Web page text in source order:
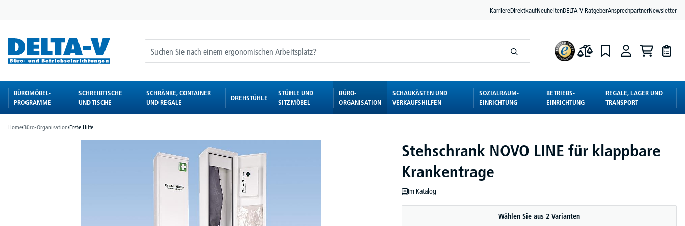
KarriereDirektkaufNeuheitenDELTA-V RatgeberAnsprechpartnerNewsletter
BÜROMÖBEL-
PROGRAMME
SCHREIBTISCHE
UND TISCHE
SCHRÄNKE, CONTAINER
UND REGALE
DREHSTÜHLE
STÜHLE UND
SITZMÖBEL
BÜRO-
ORGANISATION
SCHAUKÄSTEN UND
VERKAUFSHILFEN
SOZIALRAUM-
EINRICHTUNG
BETRIEBS-
EINRICHTUNG
REGALE, LAGER UND
TRANSPORT
Home/Büro-Organisation/Erste Hilfe
Stehschrank NOVO LINE für klappbare
Krankentrage
Im Katalog
Wählen Sie aus 2 Varianten